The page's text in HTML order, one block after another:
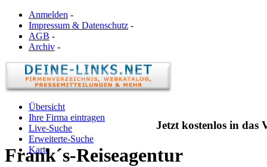
Anmelden -
Impressum & Datenschutz -
AGB -
Archiv -
Übersicht
Ihre Firma eintragen
Live-Suche
Erweiterte-Suche
Karte
Jetzt kostenlos in das
Frank´s-Reiseagentur